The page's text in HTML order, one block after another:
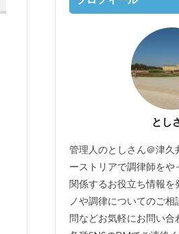
とし
管理人のとしさん＠津久
ーストリアで調律師をや
関係するお役立ち情報を
ノや調律についてのご
問などお気軽にお問い合